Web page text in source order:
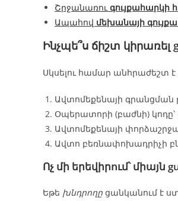
Շրջանառուգույքահարկի
Ապահով մեխանայի
Ինչպե՞ս ճիշտ կիրառել
Սկսելու համար անհրաժեշտ է
Ավտոմեքենայի գրանցման
Օպերատորի (բաժնի) կոդը՝
Ավտոմեքենայի
Ավտո բեռնափոխադրիչի
Ոչ մի երեվիրում՝ միայն
Եթե խնդրողը ցանկանում է